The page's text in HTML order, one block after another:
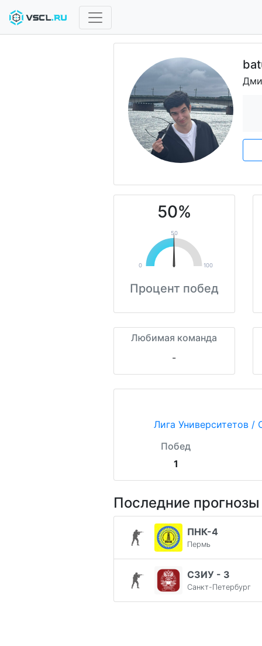
50%
50
0 100
Процент побед
Любимая команда
-
Лига Университетов
Побед
1
Последние прогнозы
ПНК-4
Пермь
СЗИУ - 3
Санкт-Петербург